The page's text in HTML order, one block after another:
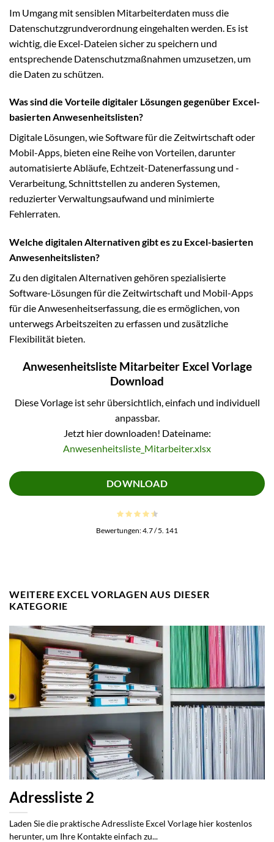
Im Umgang mit sensiblen Mitarbeiterdaten muss die
Datenschutzgrundverordnung eingehalten werden. Es ist
wichtig, die Excel-Dateien sicher zu speichern und
entsprechende Datenschutzmaßnahmen umzusetzen, um
die Daten zu schützen.
Was sind die Vorteile digitaler Lösungen gegenüber Excel-
basierten Anwesenheitslisten?
Digitale Lösungen, wie Software für die Zeitwirtschaft oder
Mobil-Apps, bieten eine Reihe von Vorteilen, darunter
automatisierte Abläufe, Echtzeit-Datenerfassung und -
Verarbeitung, Schnittstellen zu anderen Systemen,
reduzierter Verwaltungsaufwand und minimierte
Fehlerraten.
Welche digitalen Alternativen gibt es zu Excel-basierten
Anwesenheitslisten?
Zu den digitalen Alternativen gehören spezialisierte
Software-Lösungen für die Zeitwirtschaft und Mobil-Apps
für die Anwesenheitserfassung, die es ermöglichen, von
unterwegs Arbeitszeiten zu erfassen und zusätzliche
Flexibilität bieten.
Anwesenheitsliste Mitarbeiter Excel Vorlage
Download
Diese Vorlage ist sehr übersichtlich, einfach und individuell
anpassbar.
Jetzt hier downloaden! Dateiname:
Anwesenheitsliste_Mitarbeiter.xlsx
DOWNLOAD
Bewertungen:4.7/ 5. 141
WEITERE EXCEL VORLAGEN AUS DIESER
KATEGORIE
Adressliste 2
Laden Sie die praktische Adressliste Excel Vorlage hier kostenlos
herunter, um Ihre Kontakte einfach zu...